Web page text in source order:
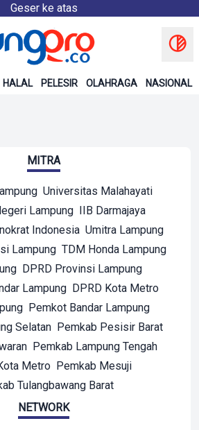
Geser ke atas
HALAL PELESIR OLAHRAGA NASIONAL
MITRA
Universitas Malahayati
Lampung IIB Darmajaya
Indonesia Umitra Lampung
Lampung TDM Honda Lampung
DPRD Provinsi Lampung
Lampung DPRD Kota Metro
Pemkot Bandar Lampung
Selatan Pemkab Pesisir Barat
Pemkab Lampung Tengah
Metro Pemkab Mesuji
Tulangbawang Barat
NETWORK